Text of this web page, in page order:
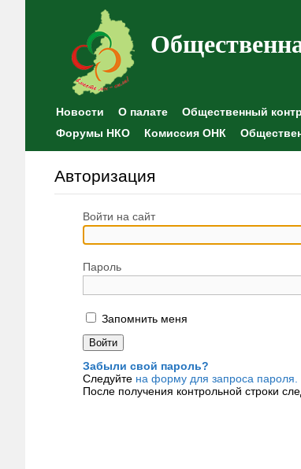
Новости О палате Общественный
Форумы НКО
Комиссия ОНК
Авторизация
Войти на сайт
Пароль
Запомнить меня
Забыли свой пароль?
Следуйте на форму для запроса пароля.
После получения контрольной строки